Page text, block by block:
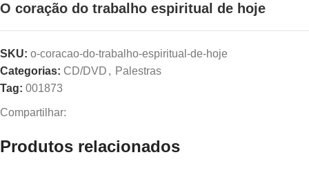
O coração do trabalho espiritual de hoje
SKU: o-coracao-do-trabalho-espiritual-de-hoje
Categorias: CD/DVD , Palestras
Tag: 001873
Compartilhar:
Produtos relacionados